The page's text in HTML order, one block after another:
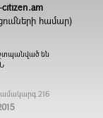
համար)
են
216